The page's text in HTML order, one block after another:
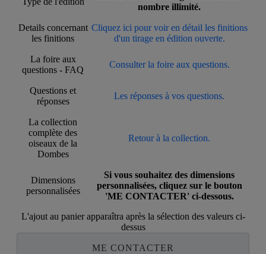
nombre illimité.
Details concernant
les finitions
Cliquez ici pour voir en détail les finitions
d'un tirage en édition ouverte.
La foire aux
questions - FAQ
Consulter la foire aux questions.
Questions et
réponses
Les réponses à vos questions.
La collection
complète des
oiseaux de la
Dombes
Retour à la collection.
Dimensions
personnalisées
Si vous souhaitez des dimensions
personnalisées, cliquez sur le bouton
'ME CONTACTER' ci-dessous.
L'ajout au panier apparaîtra après la sélection des valeurs ci-
dessus
ME CONTACTER